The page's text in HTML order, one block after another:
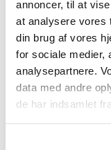
annoncer, til at
at analysere vores
din brug af vores
for sociale medier,
analysepartnere.
data med andre
de har indsamlet